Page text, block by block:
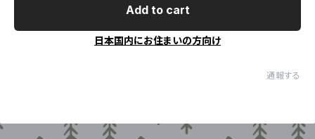
Add to cart
日本国内にお住まいの方向け
通報する